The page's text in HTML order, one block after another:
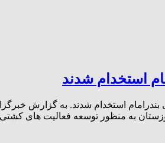
استخدام شدند
استخدام شدند. به گزارش
به منظور توسعه فعالیت‌ های